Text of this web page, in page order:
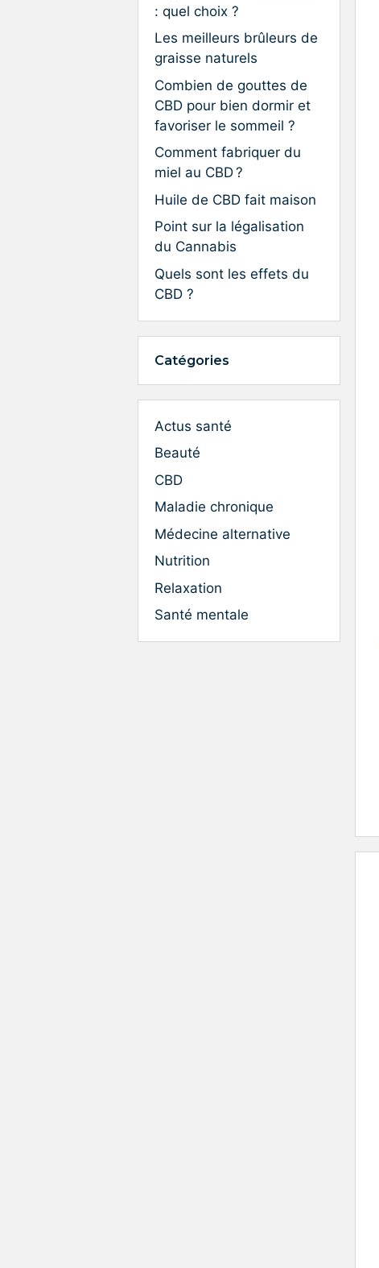
: quel choix ?
Les meilleurs brûleurs de
graisse naturels
Combien de gouttes de
CBD pour bien dormir et
favoriser le sommeil ?
Comment fabriquer du
miel au CBD ?
Huile de CBD fait maison
Point sur la légalisation
du Cannabis
Quels sont les effets du
CBD ?
Catégories
Actus santé
Beauté
CBD
Maladie chronique
Médecine alternative
Nutrition
Relaxation
Santé mentale